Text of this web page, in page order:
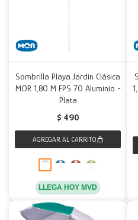
Sombrilla Playa Jardin Clásica
MOR 1,80 M FPS 70 Aluminio -
Plata
$ 490
LLEGA HOY MVD